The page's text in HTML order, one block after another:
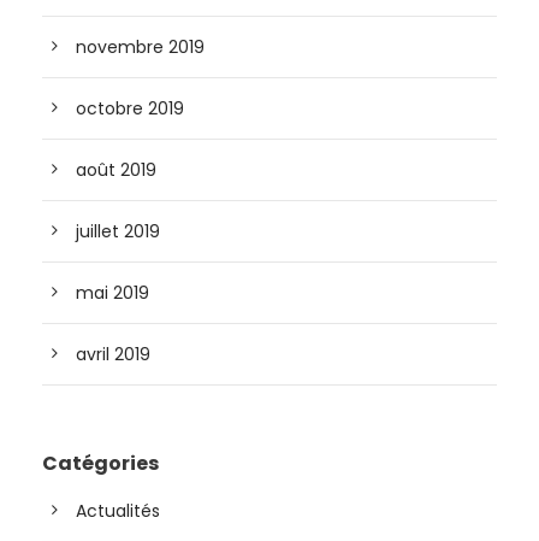
novembre 2019
octobre 2019
août 2019
juillet 2019
mai 2019
avril 2019
Catégories
Actualités